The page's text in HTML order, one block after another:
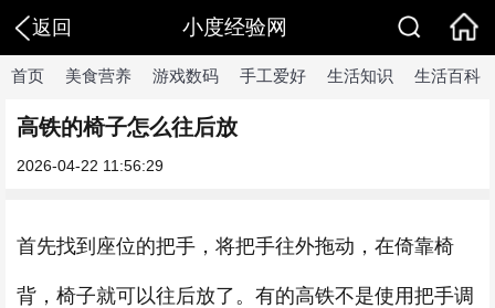
返回 小度经验网
首页 美食营养 游戏数码 手工爱好 生活知识 生活百科
高铁的椅子怎么往后放
2026-04-22 11:56:29
首先找到座位的把手，将把手往外拖动，在倚靠椅
背，椅子就可以往后放了。有的高铁不是使用把手调